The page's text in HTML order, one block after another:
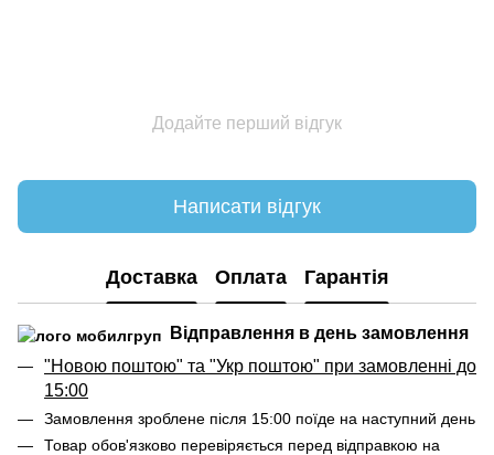
Додайте перший відгук
Написати відгук
Доставка Оплата Гарантія
Відправлення в день замовлення
"Новою поштою" та "Укр поштою" при замовленні до
15:00
Замовлення зроблене після 15:00 поїде на наступний день
Товар обов'язково перевіряється перед відправкою на